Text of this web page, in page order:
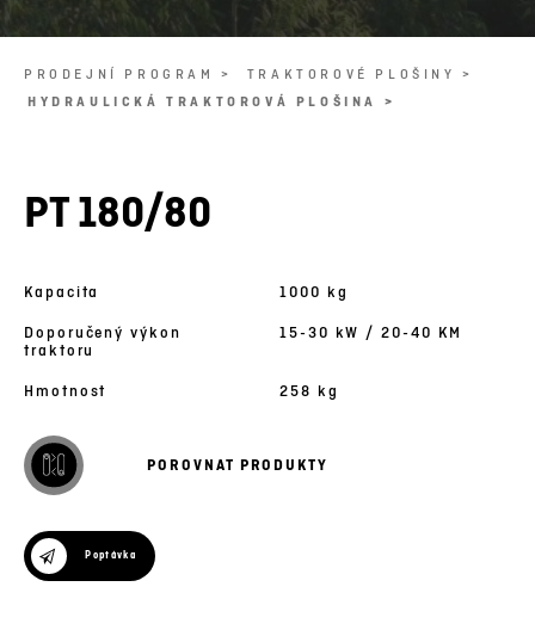
PRODEJNÍ PROGRAM >
TRAKTOROVÉ PLOŠINY >
HYDRAULICKÁ TRAKTOROVÁ PLOŠINA >
PT 180/80
Kapacita
1000 kg
Doporučený výkon
traktoru
15-30 kW / 20-40 KM
Hmotnost 258 kg
POROVNAT PRODUKTY
Poptávka